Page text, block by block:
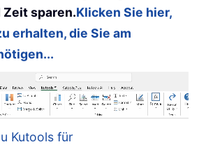
sparen.Klicken Sie hier,
erhalten, die Sie am
Kutools für